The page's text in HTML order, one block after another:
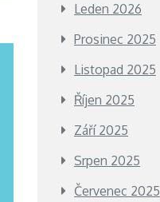
Leden 2026
Prosinec 2025
Listopad 2025
Říjen 2025
Září 2025
Srpen 2025
Červenec 2025